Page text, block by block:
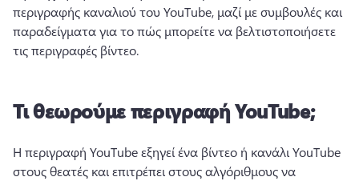
περιγραφής καναλιού του YouTube, μαζί με συμβουλές και
παραδείγματα για το πώς μπορείτε να βελτιστοποιήσετε
τις περιγραφές βίντεο.
Τι θεωρούμε περιγραφή YouTube;
Η περιγραφή YouTube εξηγεί ένα βίντεο ή κανάλι YouTube
στους θεατές και επιτρέπει στους αλγόριθμους να